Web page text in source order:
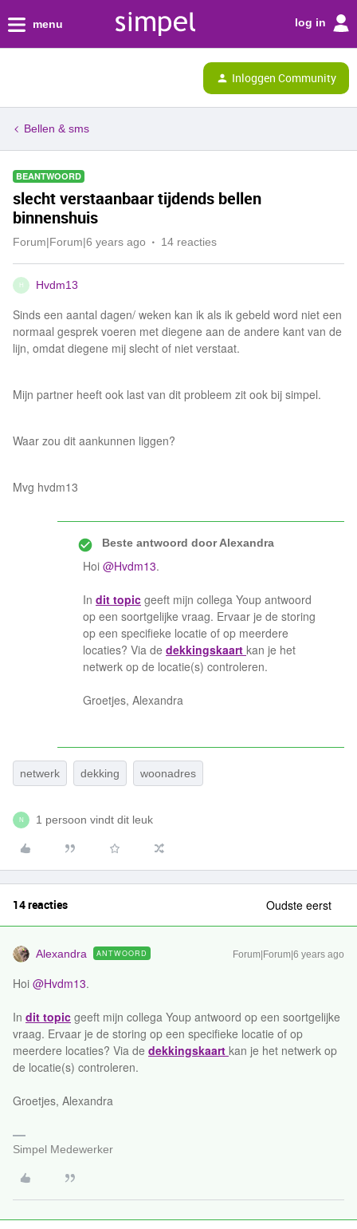
menu log in
Inloggen Community
Bellen & sms
BEANTWOORD
slecht verstaanbaar tijdends bellen
binnenshuis
Forum|Forum|6 years ago 14 reacties
H Hvdm13
Sinds een aantal dagen/ weken kan ik als ik gebeld word niet een
normaal gesprek voeren met diegene aan de andere kant van de
lijn, omdat diegene mij slecht of niet verstaat.
Mijn partner heeft ook last van dit probleem zit ook bij simpel.
Waar zou dit aankunnen liggen?
Mvg hvdm13
Beste antwoord doorAlexandra
Hoi @Hvdm13.
In dit topic geeft mijn collega Youp antwoord
op een soortgelijke vraag. Ervaar je de storing
op een specifieke locatie of op meerdere
locaties? Via de dekkingskaart kan je het
netwerk op de locatie(s) controleren.
Groetjes, Alexandra
netwerk dekking woonadres
N 1 persoon vindt dit leuk
14 reacties Oudste eerst
Alexandra ANTWOORD Forum|Forum|6 years ago
Hoi @Hvdm13.
In dit topic geeft mijn collega Youp antwoord op een soortgelijke
vraag. Ervaar je de storing op een specifieke locatie of op
meerdere locaties? Via de dekkingskaart kan je het netwerk op
de locatie(s) controleren.
Groetjes, Alexandra
Simpel Medewerker